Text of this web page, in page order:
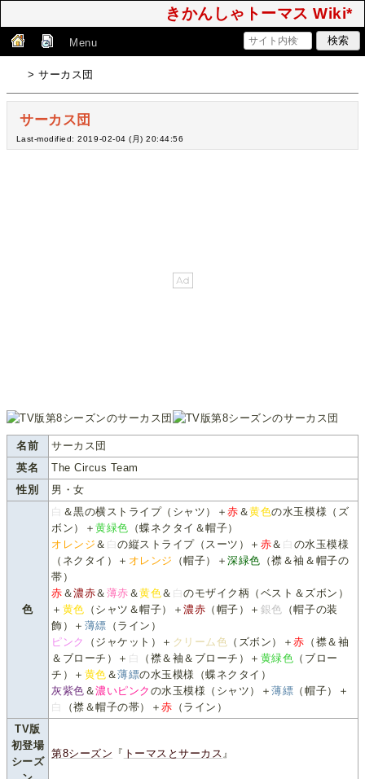
きかんしゃトーマス Wiki*
Menu
> サーカス団
サーカス団
Last-modified: 2019-02-04 (月) 20:44:56
名前
サーカス団
英名
The Circus Team
性別
男・女
色
白 ＆黒の横ストライプ（シャツ）＋赤 ＆黄色の水玉模様（ズ
ボン）＋黄緑色 （蝶ネクタイ＆帽子）
オレンジ ＆ 白の縦ストライプ（スーツ）＋ 赤＆ 白 の水玉模様
（ネクタイ）＋ オレンジ （帽子）＋深緑色 （襟＆袖＆帽子の
帯）
赤 ＆濃赤＆ 薄赤 ＆黄色＆ 白のモザイク柄（ベスト＆ズボン）
＋ 黄色 （シャツ＆帽子）＋濃赤 （帽子）＋ 銀色
（帽子の装
飾）＋ 薄縹 （ライン）
ピンク
（ジャケット）＋ クリーム色 （ズボン）＋赤 （襟＆袖
＆ブローチ）＋ 白 （襟＆袖＆ブローチ）＋ 黄緑色 （ブロー
チ）＋ 黄色 ＆薄縹の水玉模様（蝶ネクタイ）
灰紫色 ＆濃いピンク の水玉模様（シャツ）＋薄縹 （帽子）＋
白
（襟＆帽子の帯）＋赤 （ライン）
TV版
初登場
シーズ
第8シーズン 『 トーマスとサーカス 』